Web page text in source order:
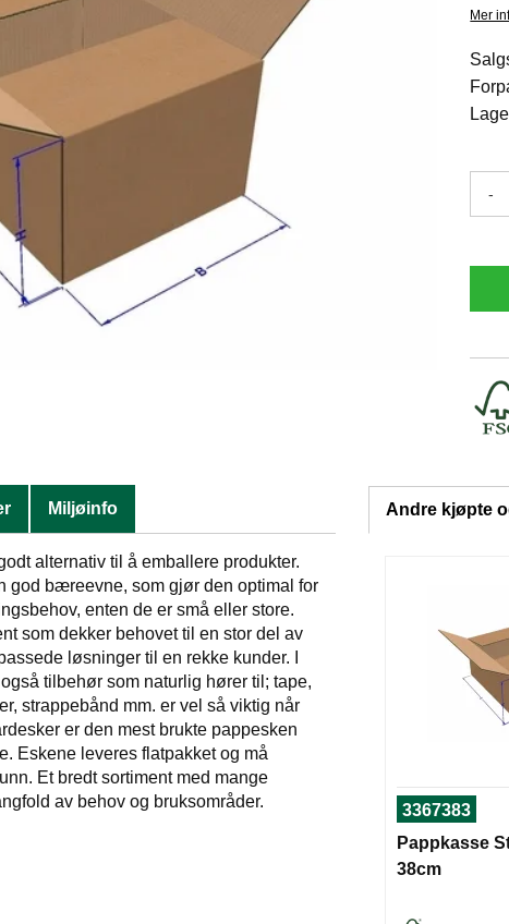
Mer
-
Miljøinfo
alternativ til å emballere produkter.
god bæreevne, som gjør den optimal for
enten de er små eller store.
som dekker behovet til en stor del av
løsninger til en rekke kunder. I
tilbehør som naturlig hører til; tape,
strappebånd mm. er vel så viktig når
er den mest brukte pappesken
Eskene leveres flatpakket og må
Et bredt sortiment med mange
av behov og bruksområder.
Andre kjøpte
3367383
Pappkasse
38cm